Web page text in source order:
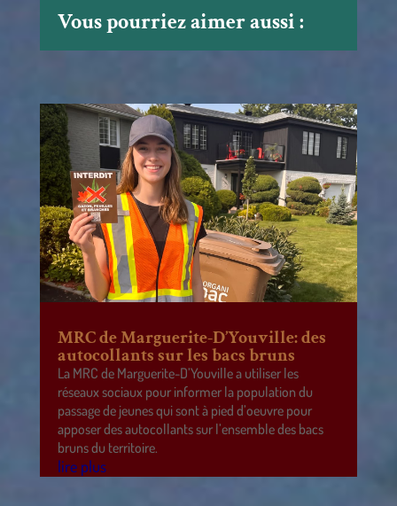
Vous pourriez aimer aussi :
MRC de Marguerite-D’Youville: des
autocollants sur les bacs bruns
La MRC de Marguerite-D’Youville a utiliser les
réseaux sociaux pour informer la population du
passage de jeunes qui sont à pied d’oeuvre pour
apposer des autocollants sur l’ensemble des bacs
bruns du territoire.
lire plus